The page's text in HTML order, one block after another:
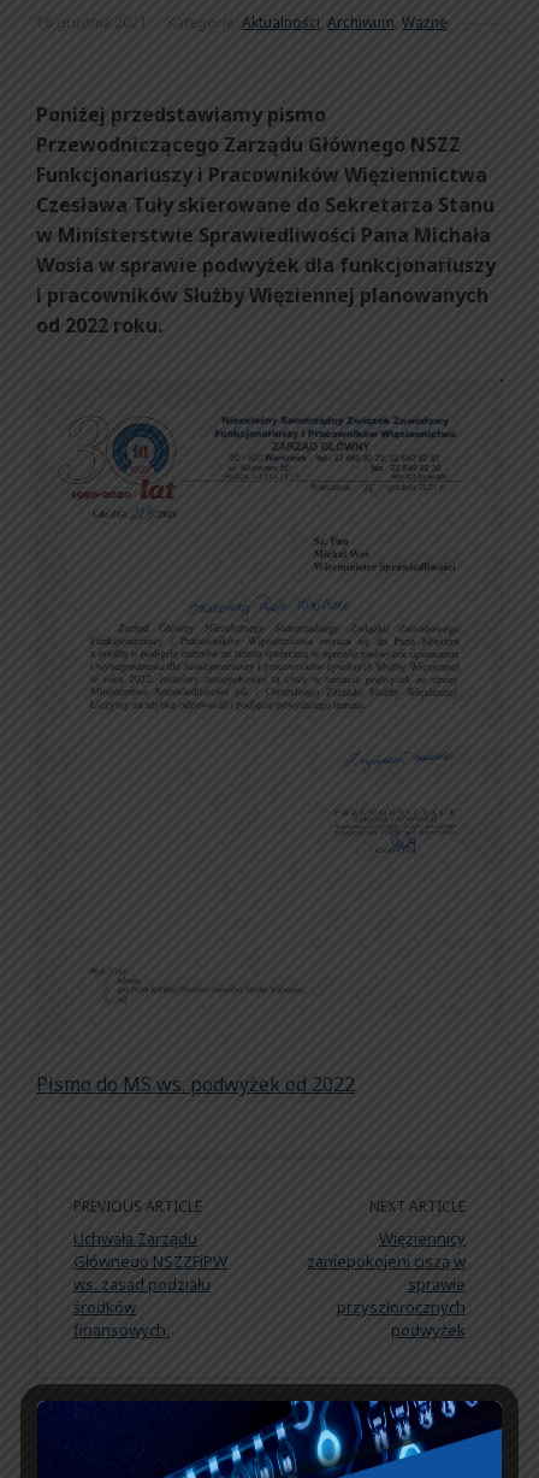
16 grudnia 2021 Kategorie: Aktualności, Archiwum, Ważne
Poniżej przedstawiamy pismo
Przewodniczącego Zarządu Głównego NSZZ
Funkcjonariuszy i Pracowników Więziennictwa
Czesława Tuły skierowane do Sekretarza Stanu
w Ministerstwie Sprawiedliwości Pana Michała
Wosia w sprawie podwyżek dla funkcjonariuszy
i pracowników Służby Więziennej planowanych
od 2022 roku.
Pismo do MS ws. podwyżek od 2022
PREVIOUS ARTICLE
Uchwała Zarządu
Głównego NSZZFiPW
ws. zasad podziału
środków
finansowych.
NEXT ARTICLE
Więziennicy
zaniepokojeni ciszą w
sprawie
przyszłorocznych
podwyżek